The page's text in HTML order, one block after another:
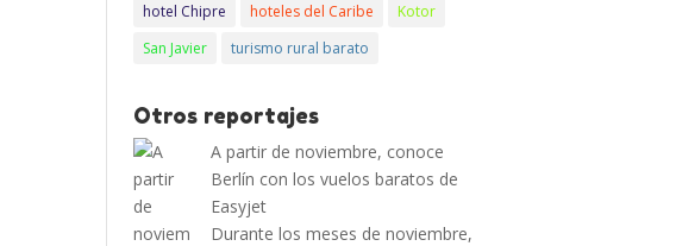
hotel Chipre
hoteles del Caribe
Kotor
San Javier
turismo rural barato
Otros reportajes
A partir de noviembre, conoce
Berlín con los vuelos baratos de
Easyjet
Durante los meses de noviembre,